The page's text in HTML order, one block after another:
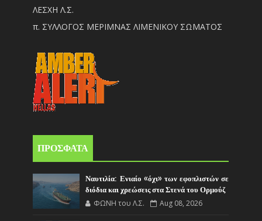
ΛΕΣΧΗ Λ.Σ.
π. ΣΥΛΛΟΓΟΣ ΜΕΡΙΜΝΑΣ ΛΙΜΕΝΙΚΟΥ ΣΩΜΑΤΟΣ
ΠΡΟΣΦΑΤΑ
Ναυτιλία: Ενιαίο «όχι» των εφοπλιστών σε
διόδια και χρεώσεις στα Στενά του Ορμούζ
ΦΩΝΗ του Λ.Σ. Aug 08, 2026